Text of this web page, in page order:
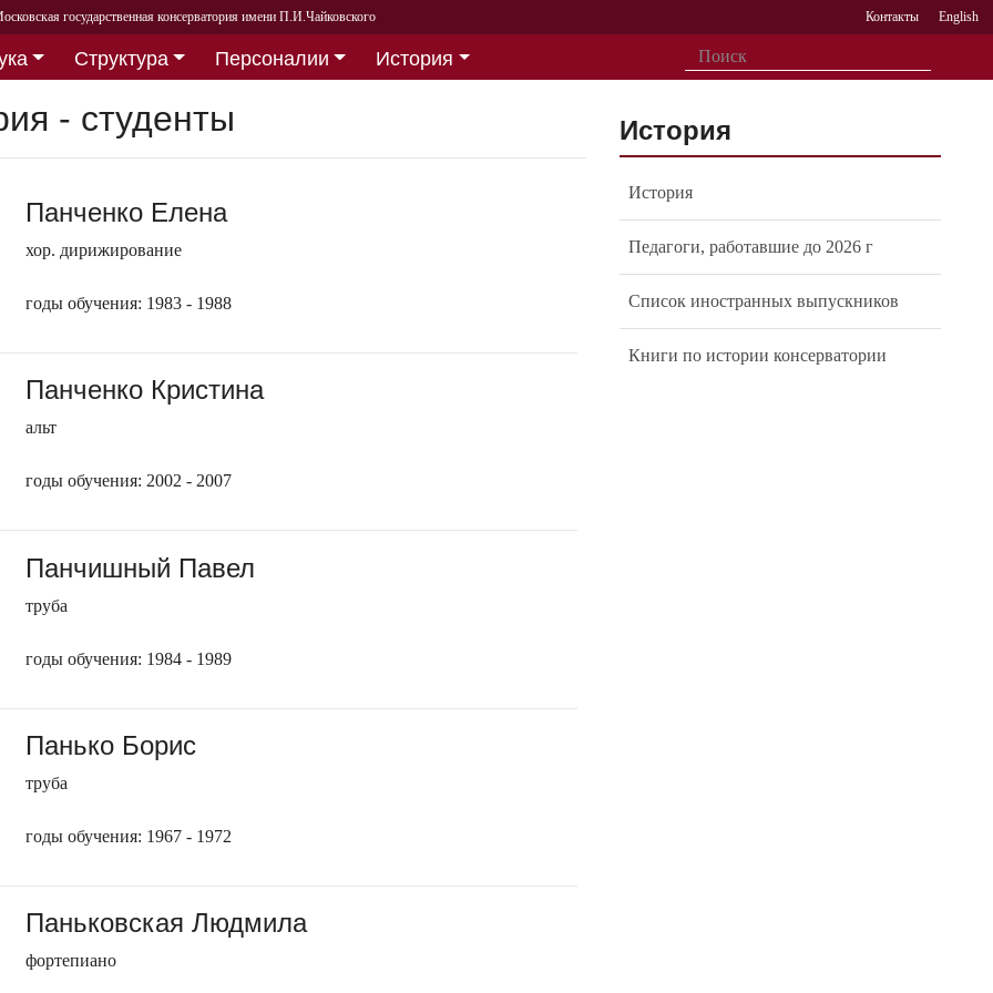
государственная консерватория имени П.И.Чайковского Контакты English
Структура Персоналии
История
- студенты
Панченко Елена
хор. дирижирование
годы обучения: 1983 - 1988
Панченко Кристина
альт
годы обучения: 2002 - 2007
Панчишный Павел
труба
годы обучения: 1984 - 1989
Панько Борис
труба
годы обучения: 1967 - 1972
Паньковская Людмила
фортепиано
История
История
Педагоги, работавшие до 2026 г
Список иностранных выпускников
Книги по истории консерватории